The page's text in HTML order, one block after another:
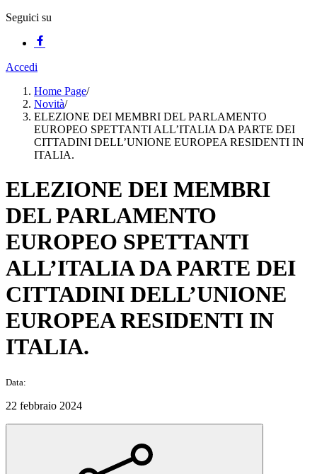
Seguici su
Accedi
Home Page/
Novità/
ELEZIONE DEI MEMBRI DEL PARLAMENTO
EUROPEO SPETTANTI ALL’ITALIA DA PARTE DEI
CITTADINI DELL’UNIONE EUROPEA RESIDENTI IN
ITALIA.
ELEZIONE DEI MEMBRI
DEL PARLAMENTO
EUROPEO SPETTANTI
ALL’ITALIA DA PARTE DEI
CITTADINI DELL’UNIONE
EUROPEA RESIDENTI IN
ITALIA.
Data:
22 febbraio 2024